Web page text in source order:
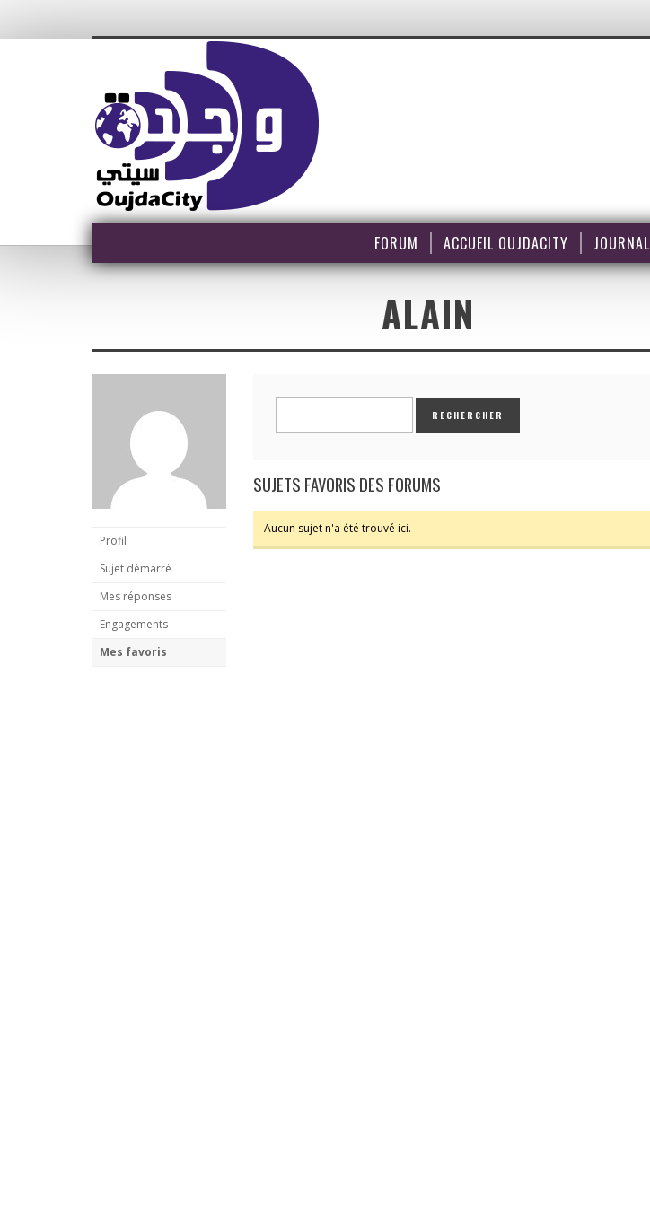
FORUM ACCUEIL OUJDACITY JOURNAL
ALAIN
Profil
Sujet démarré
Mes réponses
Engagements
Mes favoris
SUJETS FAVORIS DES FORUMS
Aucun sujet n'a été trouvé ici.